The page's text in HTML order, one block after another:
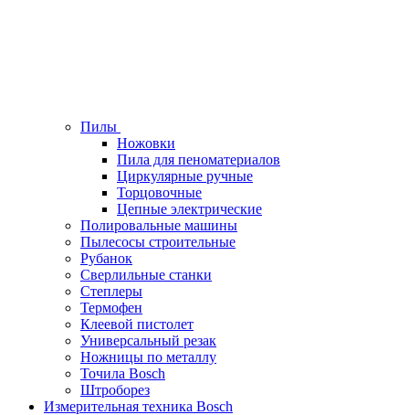
Пилы
Ножовки
Пила для пеноматериалов
Циркулярные ручные
Торцовочные
Цепные электрические
Полировальные машины
Пылесосы cтроительные
Рубанок
Сверлильные станки
Степлеры
Термофен
Клеевой пистолет
Универсальный резак
Ножницы по металлу
Точила Bosch
Штроборез
Измерительная техника Bosch